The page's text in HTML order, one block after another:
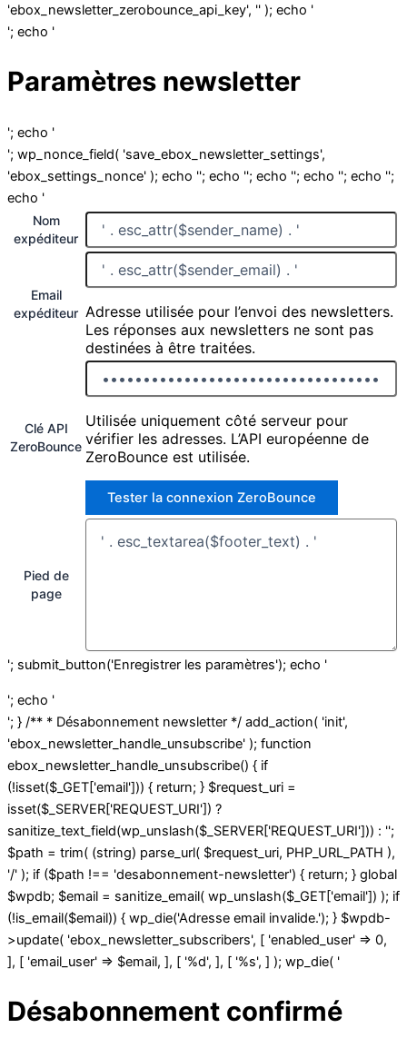
'ebox_newsletter_zerobounce_api_key', '' ); echo '
'; echo '
Paramètres newsletter
'; echo '
'; wp_nonce_field( 'save_ebox_newsletter_settings',
'ebox_settings_nonce' ); echo ''; echo ''; echo ''; echo ''; echo '';
echo '
Nom
expéditeur
Email
expéditeur Adresse utilisée pour l’envoi des newsletters.
Les réponses aux newsletters ne sont pas
destinées à être traitées.
Clé API
ZeroBounce
Utilisée uniquement côté serveur pour
vérifier les adresses. L’API européenne de
ZeroBounce est utilisée.
Tester la connexion ZeroBounce
Pied de
page
'; submit_button('Enregistrer les paramètres'); echo '
'; echo '
'; } /** * Désabonnement newsletter */ add_action( 'init',
'ebox_newsletter_handle_unsubscribe' ); function
ebox_newsletter_handle_unsubscribe() { if
(!isset($_GET['email'])) { return; } $request_uri =
isset($_SERVER['REQUEST_URI']) ?
sanitize_text_field(wp_unslash($_SERVER['REQUEST_URI'])) : '';
$path = trim( (string) parse_url( $request_uri, PHP_URL_PATH ),
'/' ); if ($path !== 'desabonnement-newsletter') { return; } global
$wpdb; $email = sanitize_email( wp_unslash($_GET['email']) ); if
(!is_email($email)) { wp_die('Adresse email invalide.'); } $wpdb-
>update( 'ebox_newsletter_subscribers', [ 'enabled_user' => 0,
], [ 'email_user' => $email, ], [ '%d', ], [ '%s', ] ); wp_die( '
Désabonnement confirmé